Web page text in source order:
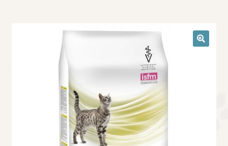
Κρεβατάκια
Τσάντες μεταφοράς